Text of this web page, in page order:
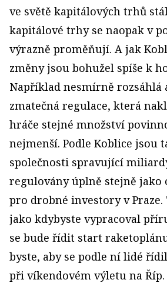
ve světě kapitálových trhů
kapitálové trhy se naopak v
výrazně proměňují. A jak
změny jsou bohužel spíše k
Například nesmírně rozsáhlá
zmatečná regulace, která
hráče stejné množství
nejmenší. Podle Koblice jsou
společnosti spravující
regulovány úplně stejně jako
pro drobné investory v Praze.
jako kdybyste vypracoval
se bude řídit start
byste, aby se podle ní lidé
při víkendovém výletu na Říp.